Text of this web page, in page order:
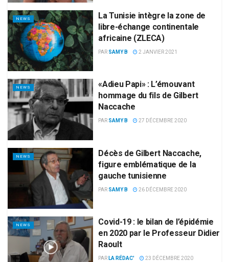
NEWS
La Tunisie intègre la zone de
libre-échange continentale
africaine (ZLECA)
PAR SAMY B 2 JANVIER 2021
NEWS
«Adieu Papi» : L’émouvant
hommage du fils de Gilbert
Naccache
PAR SAMY B 27 DÉCEMBRE 2020
NEWS
Décès de Gilbert Naccache,
figure emblématique de la
gauche tunisienne
PAR SAMY B 26 DÉCEMBRE 2020
NEWS
Covid-19 : le bilan de l’épidémie
en 2020 par le Professeur Didier
Raoult
PAR LA RÉDAC' 23 DÉCEMBRE 2020